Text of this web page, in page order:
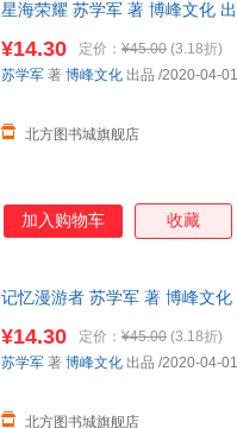
星海荣耀 苏学军 著 博峰文化
达！
¥14.30 定价： ¥45.00 (3.18折)
北方图书城旗舰店
苏学军 著 博峰文化 出品 /2020-04-01
加入购物车 收藏
记忆漫游者 苏学军 著 博峰文
送达！
¥14.30 定价： ¥45.00 (3.18折)
北方图书城旗舰店
苏学军 著 博峰文化 出品 /2020-04-01